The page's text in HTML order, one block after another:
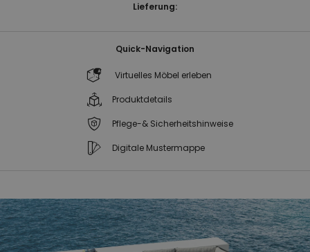
Lieferung:
Quick-Navigation
Virtuelles Möbel erleben
Produktdetails
Pflege-& Sicherheitshinweise
Digitale Mustermappe
Zum
Ende
der
Bildgalerie
Zum
Anfang
der
Bildgalerie